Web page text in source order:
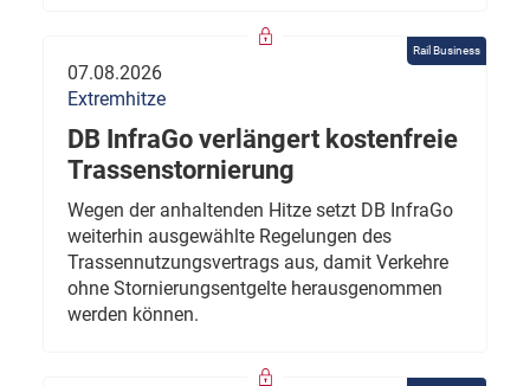
Rail Business
07.08.2026
Extremhitze
DB InfraGo verlängert kostenfreie
Trassenstornierung
Wegen der anhaltenden Hitze setzt DB InfraGo
weiterhin ausgewählte Regelungen des
Trassennutzungsvertrags aus, damit Verkehre
ohne Stornierungsentgelte herausgenommen
werden können.